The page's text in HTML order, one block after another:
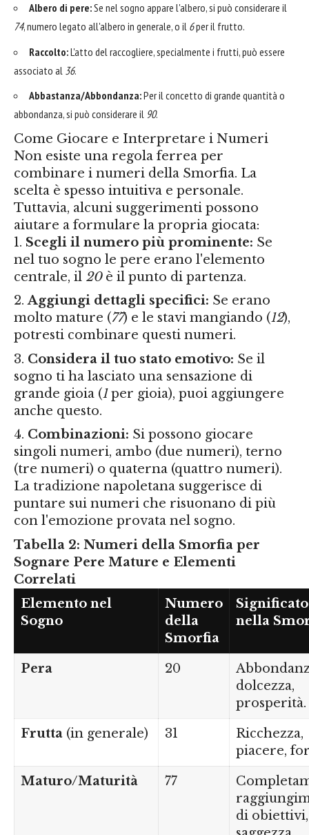
Albero di pere:Se nel sogno appare l'albero, si può considerare il
74, numero legato all'albero in generale, o il 6per il frutto.
Raccolto:L'atto del raccogliere, specialmente i frutti, può essere
associato al 36.
Abbastanza/Abbondanza:Per il concetto di grande quantità o
abbondanza, si può considerare il 90.
Come Giocare e Interpretare i Numeri
Non esiste una regola ferrea per
combinare i numeri della Smorfia. La
scelta è spesso intuitiva e personale.
Tuttavia, alcuni suggerimenti possono
aiutare a formulare la propria giocata:
Scegli il numero più prominente: Se
nel tuo sogno le pere erano l'elemento
centrale, il 20è il punto di partenza.
Aggiungi dettagli specifici: Se erano
molto mature (77) e le stavi mangiando (12),
potresti combinare questi numeri.
Considera il tuo stato emotivo: Se il
sogno ti ha lasciato una sensazione di
grande gioia (1per gioia), puoi aggiungere
anche questo.
Combinazioni: Si possono giocare
singoli numeri, ambo (due numeri), terno
(tre numeri) o quaterna (quattro numeri).
La tradizione napoletana suggerisce di
puntare sui numeri che risuonano di più
con l'emozione provata nel sogno.
Tabella 2: Numeri della Smorfia per
Sognare Pere Mature e Elementi
Correlati
Elemento nel
Sogno
Numero
della
Smorfia
Significato
nella
Pera 20
dolcezza,
prosperità.
Frutta (in generale) 31
Ricchezza,
piacere,
Maturo/Maturità
77
di obiettivi,